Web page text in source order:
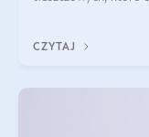
CZYTAJ